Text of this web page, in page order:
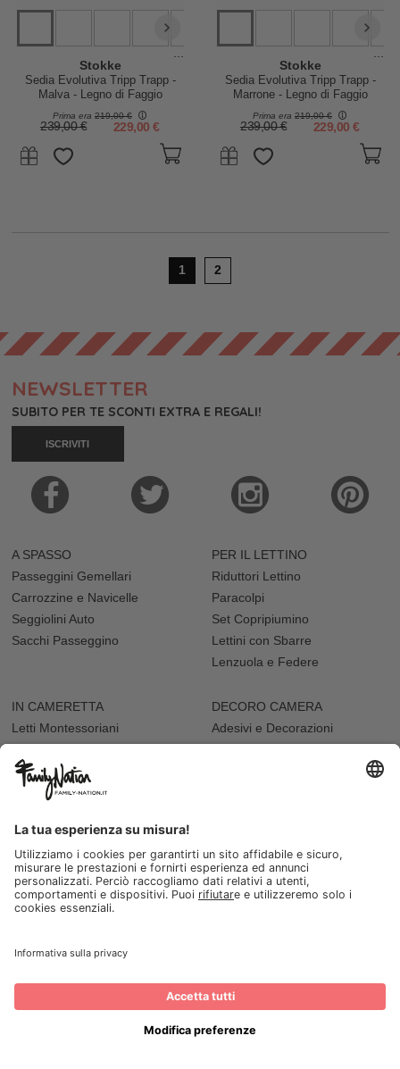
...
Stokke
Sedia Evolutiva Tripp Trapp -
Malva - Legno di Faggio
Prima era 219,00 €
239,00 € 229,00 €
...
Stokke
Sedia Evolutiva Tripp Trapp -
Marrone - Legno di Faggio
Prima era 219,00 €
239,00 € 229,00 €
1 2
NEWSLETTER
SUBITO PER TE SCONTI EXTRA E REGALI!
ISCRIVITI
A SPASSO
Passeggini Gemellari
Carrozzine e Navicelle
Seggiolini Auto
Sacchi Passeggino
PER IL LETTINO
Riduttori Lettino
Paracolpi
Set Copripiumino
Lettini con Sbarre
Lenzuola e Federe
IN CAMERETTA
Letti Montessoriani
Letti e Culle
Mensole
DECORO CAMERA
Adesivi e Decorazioni
ALLATTAMENTO E PAPPA
Biberon
Borracce
VARIE
Accappatoi e Asciugamani
Vaschette Igiene
FESTA
Abbigliamento da cerimonia